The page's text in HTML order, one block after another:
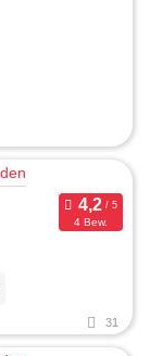
4 Bew.
31